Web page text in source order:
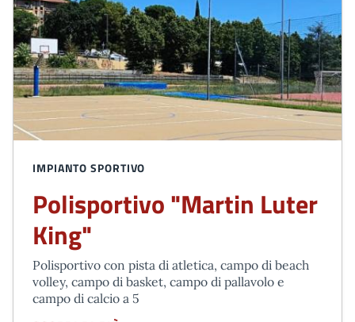
IMPIANTO SPORTIVO
Polisportivo "Martin Luter
King"
Polisportivo con pista di atletica, campo di beach
volley, campo di basket, campo di pallavolo e
campo di calcio a 5